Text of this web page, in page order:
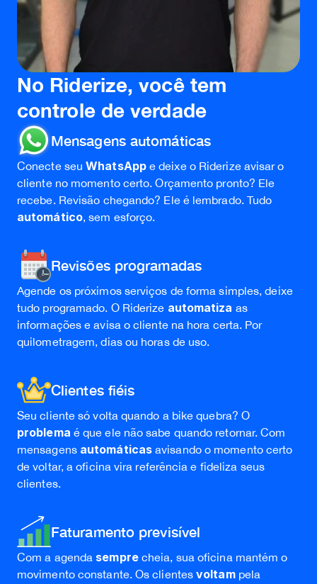
No Riderize, você tem
controle de verdade
Mensagens automáticas
Conecte seuWhatsAppe deixe o Riderize avisar o
cliente no momento certo. Orçamento pronto? Ele
recebe. Revisão chegando? Ele é lembrado. Tudo
automático, sem esforço.
Revisões programadas
Agende os próximos serviços de forma simples, deixe
tudo programado. O Riderize automatiza as
informações e avisa o cliente na hora certa. Por
quilometragem, dias ou horas de uso.
Clientes fiéis
Seu cliente só volta quando a bike quebra? O
problema é que ele não sabe quando retornar. Com
mensagens automáticas avisando o momento certo
de voltar, a oficina vira referência e fideliza seus
clientes.
Faturamento previsível
Com a agenda semprecheia, sua oficina mantém o
movimento constante. Os clientesvoltampela